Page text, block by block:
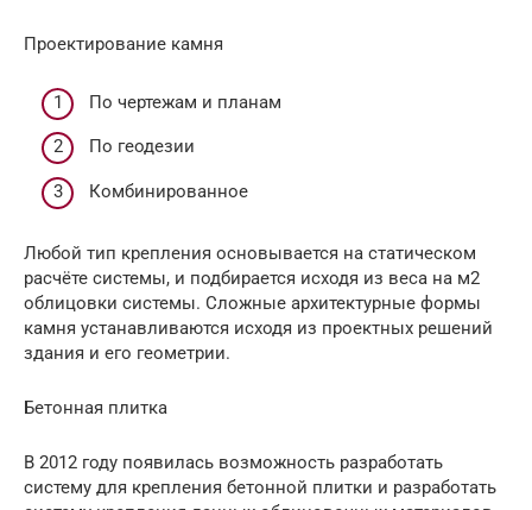
Проектирование камня
По чертежам и планам
По геодезии
Комбинированное
Любой тип крепления основывается на статическом
расчёте системы, и подбирается исходя из веса на м2
облицовки системы. Сложные архитектурные формы
камня устанавливаются исходя из проектных решений
здания и его геометрии.
Бетонная плитка
В 2012 году появилась возможность разработать
систему для крепления бетонной плитки и разработать